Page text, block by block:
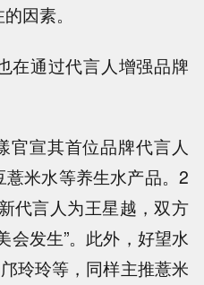
因素。
在通过代言人增强品牌
官宣其首位品牌代言人
米水等养生水产品。2
代言人为王星越，双方
会发生”。此外，好望水
玲玲等，同样主推薏米